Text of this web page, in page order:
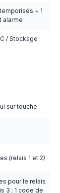
+ 1
alarme
/ Stockage :
sur touche
(relais 1 et 2)
pour le relais
3 ; 1 code de